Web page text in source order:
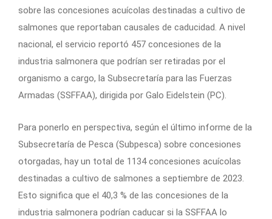
sobre las concesiones acuícolas destinadas a cultivo de
salmones que reportaban causales de caducidad. A nivel
nacional, el servicio reportó 457 concesiones de la
industria salmonera que podrían ser retiradas por el
organismo a cargo, la Subsecretaría para las Fuerzas
Armadas (SSFFAA), dirigida por Galo Eidelstein (PC).
Para ponerlo en perspectiva, según el último informe de la
Subsecretaría de Pesca (Subpesca) sobre concesiones
otorgadas, hay un total de 1134 concesiones acuícolas
destinadas a cultivo de salmones a septiembre de 2023.
Esto significa que el 40,3 % de las concesiones de la
industria salmonera podrían caducar si la SSFFAA lo